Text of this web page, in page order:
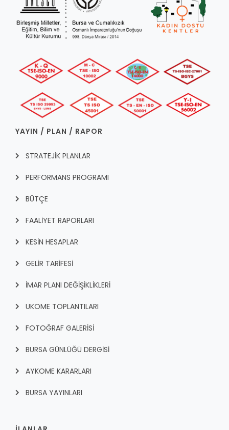
YAYIN / PLAN / RAPOR
STRATEJİK PLANLAR
PERFORMANS PROGRAMI
BÜTÇE
FAALİYET RAPORLARI
KESİN HESAPLAR
GELİR TARİFESİ
İMAR PLANI DEĞİŞİKLİKLERİ
UKOME TOPLANTILARI
FOTOĞRAF GALERİSİ
BURSA GÜNLÜĞÜ DERGİSİ
AYKOME KARARLARI
BURSA YAYINLARI